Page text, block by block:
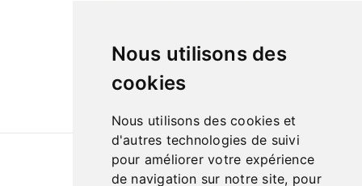
Nous utilisons des
cookies
Nous utilisons des cookies et
d'autres technologies de suivi
pour améliorer votre expérience
de navigation sur notre site, pour
10h à 13h et de 14h à 18h
Conditions générales de ventes
|